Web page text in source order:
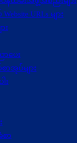
URLs များ
း
ပေး
အုပ်များ
း
ာ